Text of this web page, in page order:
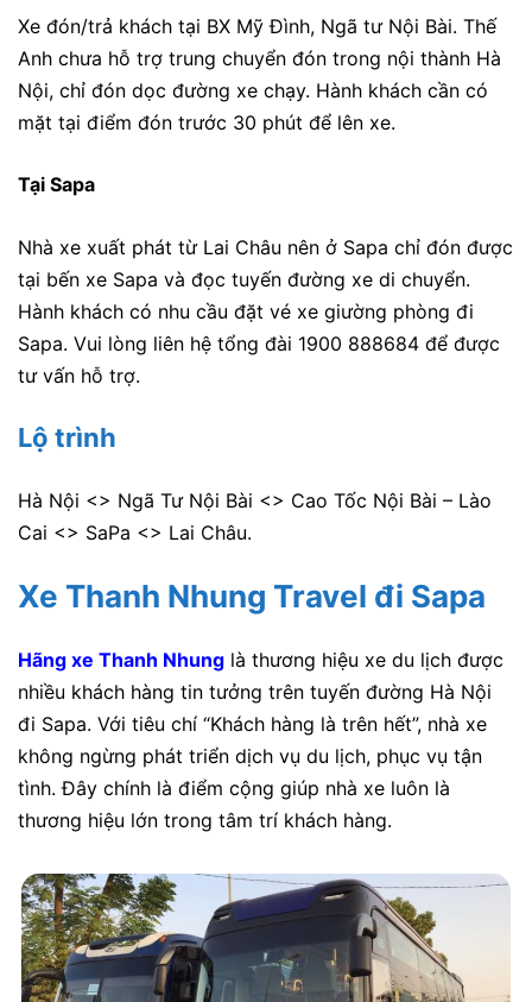
Xe đón/trả khách tại BX Mỹ Đình, Ngã tư Nội Bài. Thế
Anh chưa hỗ trợ trung chuyển đón trong nội thành Hà
Nội, chỉ đón dọc đường xe chạy. Hành khách cần có
mặt tại điểm đón trước 30 phút để lên xe.
Tại Sapa
Nhà xe xuất phát từ Lai Châu nên ở Sapa chỉ đón được
tại bến xe Sapa và đọc tuyến đường xe di chuyển.
Hành khách có nhu cầu đặt vé xe giường phòng đi
Sapa. Vui lòng liên hệ tổng đài 1900 888684 để được
tư vấn hỗ trợ.
Lộ trình
Hà Nội <> Ngã Tư Nội Bài <> Cao Tốc Nội Bài – Lào
Cai <> SaPa <> Lai Châu.
Xe Thanh Nhung Travel đi Sapa
Hãng xe Thanh Nhung là thương hiệu xe du lịch được
nhiều khách hàng tin tưởng trên tuyến đường Hà Nội
đi Sapa. Với tiêu chí “Khách hàng là trên hết”, nhà xe
không ngừng phát triển dịch vụ du lịch, phục vụ tận
tình. Đây chính là điểm cộng giúp nhà xe luôn là
thương hiệu lớn trong tâm trí khách hàng.